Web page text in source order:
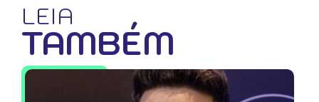
LEIA
TAMBÉM